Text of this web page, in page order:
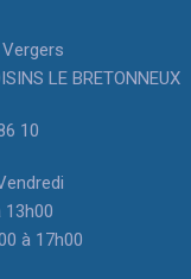
LE BRETONNEUX
10
13h00
à 17h00